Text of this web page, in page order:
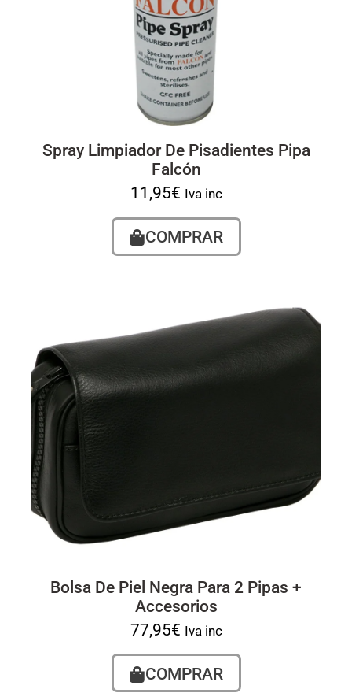
Spray Limpiador De Pisadientes Pipa
Falcón
11,95€ Iva inc
COMPRAR
Bolsa De Piel Negra Para 2 Pipas +
Accesorios
77,95€ Iva inc
COMPRAR